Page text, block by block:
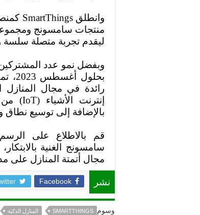
وانطلقSmartThings
منتجات سامسونج
ليقدم تجربة متصلة سلسة
بحلول أغسطس 2023، تمكن
رائدة في مجال
إنترنت الأشياء (IoT) من
بالإضافة إلى توسيع
قم بالاطلاع على
سامسونج الغنية
مجال أتمتة المنازل على
نشر Facebook
وسوم SMARTTHINGS المنازل الذكية